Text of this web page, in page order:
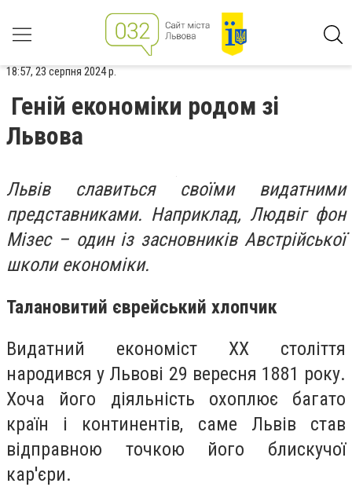
18:57, 23 серпня 2024 р.
Геній економіки родом зі
Львова
Львів славиться своїми видатними
представниками. Наприклад, Людвіг фон
Мізес – один із засновників Австрійської
школи економіки.
Талановитий єврейський хлопчик
Видатний економіст XX століття
народився у Львові 29 вересня 1881 року.
Хоча його діяльність охоплює багато
країн і континентів, саме Львів став
відправною точкою його блискучої
кар'єри.